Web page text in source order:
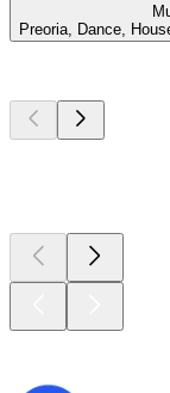
Preoria, Dance,